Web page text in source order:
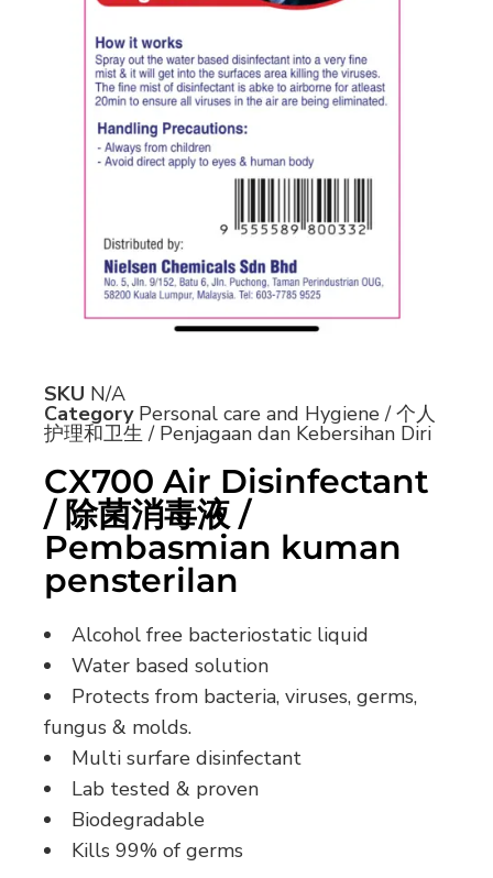
SKU N/A
Category Personal care and Hygiene / 个人
护理和卫生 / Penjagaan dan Kebersihan Diri
CX700 Air Disinfectant
/ 除菌消毒液 /
Pembasmian kuman
pensterilan
Alcohol free bacteriostatic liquid
Water based solution
Protects from bacteria, viruses, germs,
fungus & molds.
Multi surfare disinfectant
Lab tested & proven
Biodegradable
Kills 99% of germs